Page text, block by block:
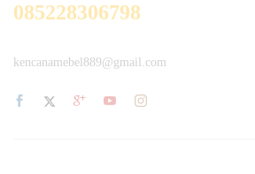
085228306798
kencanamebel889@gmail.com